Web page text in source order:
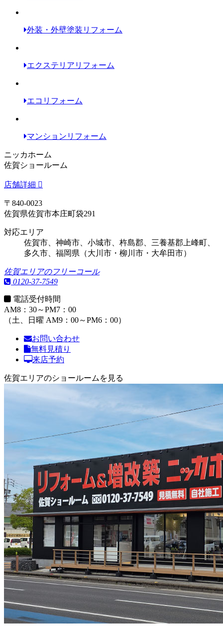
外装・外壁塗装リフォーム
エクステリアリフォーム
エコリフォーム
マンションリフォーム
ニッカホーム
佐賀ショールーム
店舗詳細
〒840-0023
佐賀県佐賀市本庄町袋291
対応エリア
佐賀市、神崎市、小城市、杵島郡、三養基郡上峰町、
多久市、福岡県（大川市・柳川市・大牟田市）
佐賀エリアのフリーコール
0120-37-7549
電話受付時間
AM8：30～PM7：00
（土、日曜 AM9：00～PM6：00）
お問い合わせ
無料見積り
来店予約
佐賀エリアのショールームを見る